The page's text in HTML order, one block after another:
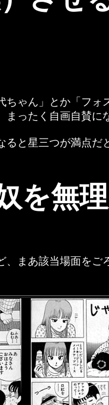
ゃん」とか「フォ
ったく自画自賛に
と星三つが満点だ
を無理
まあ該当場面をご